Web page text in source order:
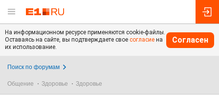
На информационном ресурсе применяются cookie-файлы.
Оставаясь на сайте, вы подтверждаете свое согласие на
их использование.
Согласен
Поиск по форумам
Общение Здоровье Здоровье